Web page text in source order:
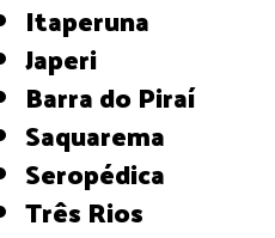
Itaperuna
Japeri
Barra do Piraí
Saquarema
Seropédica
Três Rios